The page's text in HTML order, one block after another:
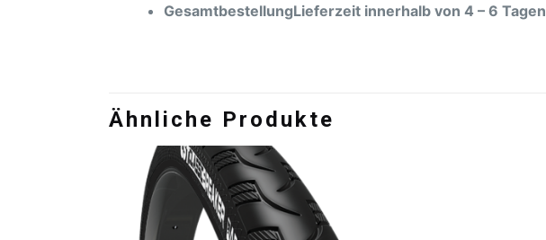
GesamtbestellungLieferzeit innerhalb von 4 – 6 Tagen
Ähnliche Produkte